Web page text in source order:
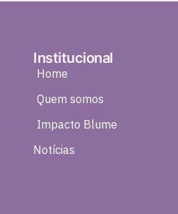
Institucional
Home
Quem somos
Impacto Blume
Notícias